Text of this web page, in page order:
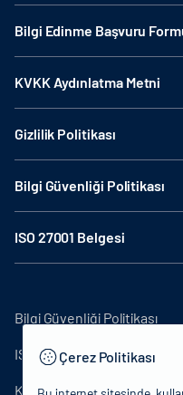
Bilgi Edinme Başvuru
KVKK Aydınlatma Metni
Gizlilik Politikası
Bilgi Güvenliği Politikası
ISO 27001 Belgesi
Bilgi Güvenliği Politikası
ISO27001
KVKK Aydınlatma Metni
Çerez Politikası